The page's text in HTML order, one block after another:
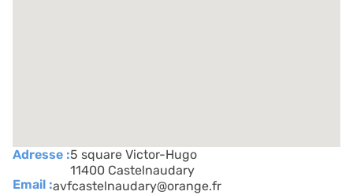
Adresse :5 square Victor-Hugo
11400 Castelnaudary
Email :avfcastelnaudary@orange.fr